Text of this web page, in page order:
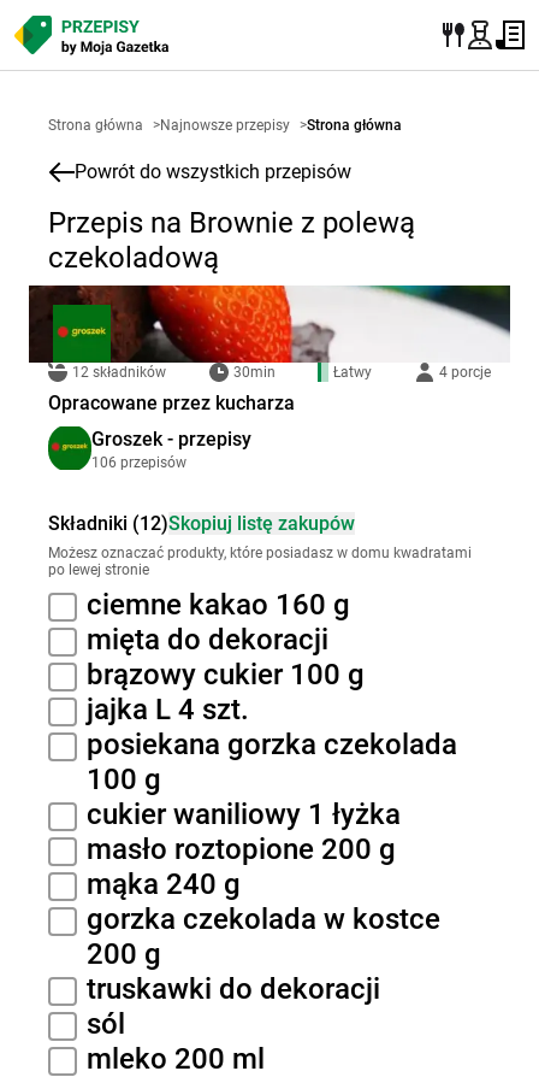
Strona główna >Najnowsze przepisy >Strona główna
Powrót do wszystkich przepisów
Przepis na Brownie z polewą
czekoladową
12 składników 30min Łatwy 4 porcje
Opracowane przez kucharza
Groszek - przepisy
106 przepisów
Składniki (12)Skopiuj listę zakupów
Możesz oznaczać produkty, które posiadasz w domu kwadratami
po lewej stronie
ciemne kakao 160 g
mięta do dekoracji
brązowy cukier 100 g
jajka L 4 szt.
posiekana gorzka czekolada
100 g
cukier waniliowy 1 łyżka
masło roztopione 200 g
mąka 240 g
gorzka czekolada w kostce
200 g
truskawki do dekoracji
sól
mleko 200 ml